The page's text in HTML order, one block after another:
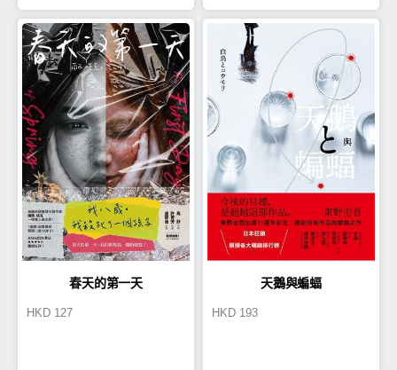
春天的第一天
HKD 127
天鵝與蝙蝠
HKD 193